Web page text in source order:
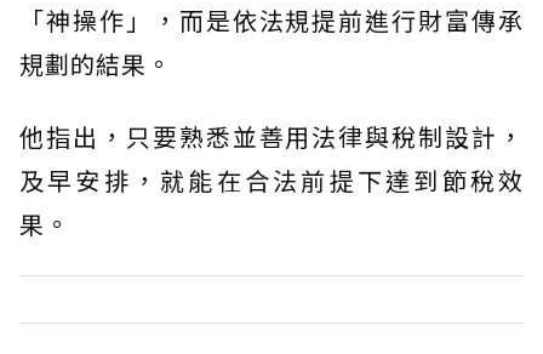
「神操作」，而是依法規提前進行財富傳承
規劃的結果。
他指出，只要熟悉並善用法律與稅制設計，
及早安排，就能在合法前提下達到節稅效
果。